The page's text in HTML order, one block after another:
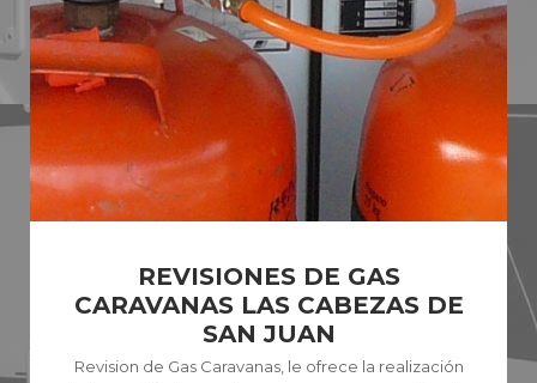
REVISIONES DE GAS
CARAVANAS LAS CABEZAS DE
SAN JUAN
Revision de Gas Caravanas, le ofrece la realización